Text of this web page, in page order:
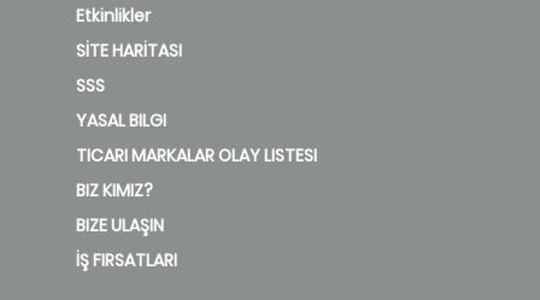
Etkinlikler
SİTE HARİTASI
SSS
YASAL BILGI
TICARI MARKALAR OLAY LISTESI
BIZ KIMIZ?
BIZE ULAŞIN
İŞ FIRSATLARI